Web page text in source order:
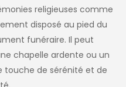
religieuses comme
disposé au pied du
funéraire. Il peut
chapelle ardente ou un
touche de sérénité et de